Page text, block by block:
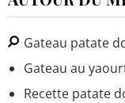
Gateau patate
Gateau au
Recette patate